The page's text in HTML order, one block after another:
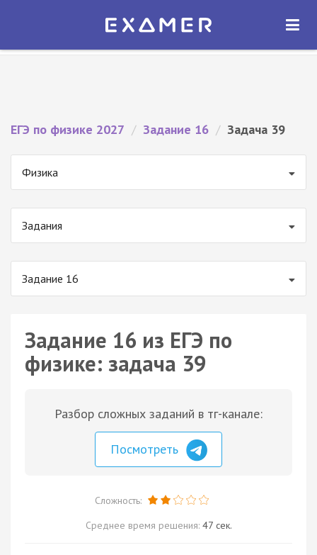
Экзамер — ЕГЭ 2027
ОТКРЫТЬ
ЕГЭ по физике 2027 / Задание 16 / Задача 39
Физика
Задания
Задание 16
Задание 16 из ЕГЭ по
физике: задача 39
Разбор сложных заданий в тг-канале:
Посмотреть
Сложность:
Среднее время решения: 47 сек.